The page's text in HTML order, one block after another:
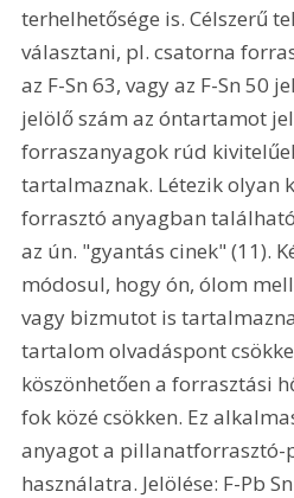
terhelhetősége is. Célszerű
választani, pl. csatorna
az F-Sn 63, vagy az F-Sn 50
jelölő szám az óntartamot
forraszanyagok rúd
tartalmaznak. Létezik olyan
forrasztó anyagban
az ún. "gyantás cinek" (11).
módosul, hogy ón, ólom
vagy bizmutot is
tartalom olvadáspont
köszönhetően a forrasztási
fok közé csökken. Ez
anyagot a pillanatforrasztó-
használatra. Jelölése: F-Pb